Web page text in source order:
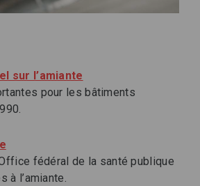
sur l’amiante
pour les bâtiments
fédéral de la santé publique
à l’amiante.